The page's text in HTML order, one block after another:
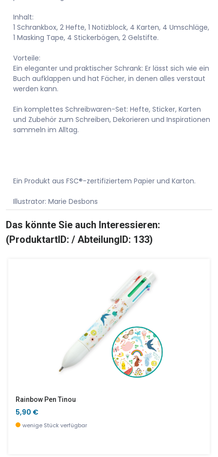
Inhalt:
1 Schrankbox, 2 Hefte, 1 Notizblock, 4 Karten, 4 Umschläge,
1 Masking Tape, 4 Stickerbögen, 2 Gelstifte.
Vorteile:
Ein eleganter und praktischer Schrank: Er lässt sich wie ein
Buch aufklappen und hat Fächer, in denen alles verstaut
werden kann.
Ein komplettes Schreibwaren-Set: Hefte, Sticker, Karten
und Zubehör zum Schreiben, Dekorieren und Inspirationen
sammeln im Alltag.
Ein Produkt aus FSC®-zertifiziertem Papier und Karton.
Illustrator: Marie Desbons
Das könnte Sie auch Interessieren:
(ProduktartID: / AbteilungID: 133)
Rainbow Pen Tinou
5,90 €
wenige Stück verfügbar